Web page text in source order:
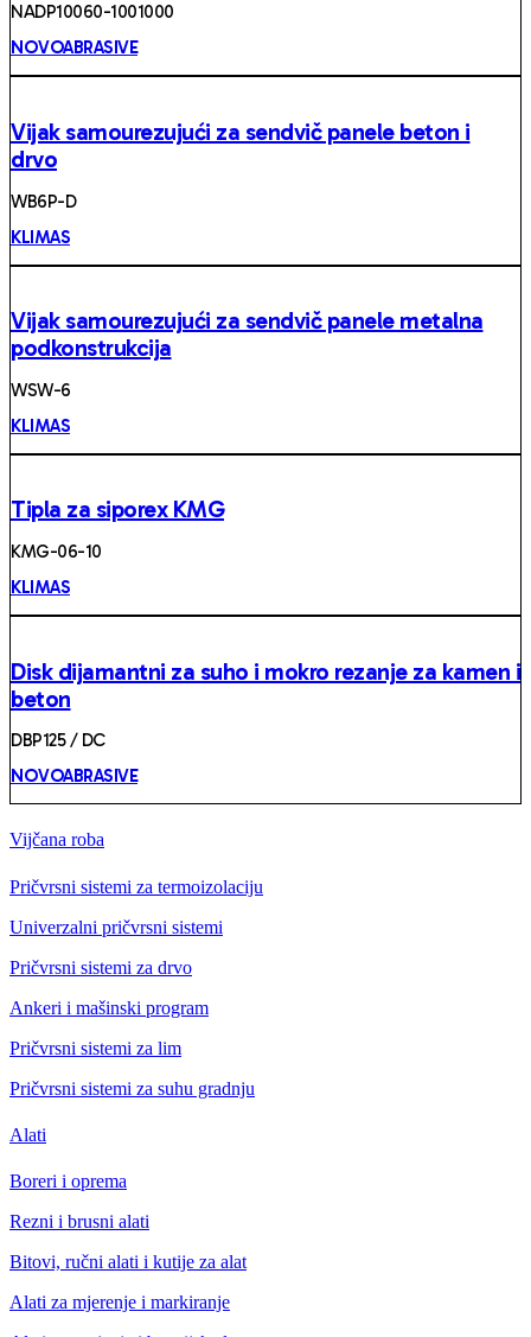
NADP10060-1001000
NOVOABRASIVE
Vijak samourezujući za sendvič panele beton i
drvo
WB6P-D
KLIMAS
Vijak samourezujući za sendvič panele metalna
podkonstrukcija
WSW-6
KLIMAS
Tipla za siporex KMG
KMG-06-10
KLIMAS
Disk dijamantni za suho i mokro rezanje za kamen i
beton
DBP125 / DC
NOVOABRASIVE
Vijčana roba
Pričvrsni sistemi za termoizolaciju
Univerzalni pričvrsni sistemi
Pričvrsni sistemi za drvo
Ankeri i mašinski program
Pričvrsni sistemi za lim
Pričvrsni sistemi za suhu gradnju
Alati
Boreri i oprema
Rezni i brusni alati
Bitovi, ručni alati i kutije za alat
Alati za mjerenje i markiranje